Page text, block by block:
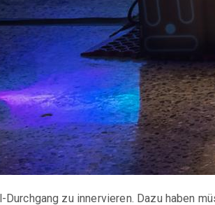
zu innervieren. Dazu haben